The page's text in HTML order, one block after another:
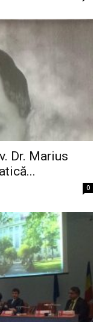
Dr. Marius
0